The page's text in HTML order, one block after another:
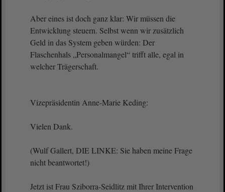
Aber eines ist doch ganz klar: Wir müssen die
Entwicklung steuern. Selbst wenn wir zusätzlich
Geld in das System geben würden: Der
Flaschenhals „Personalmangel“ trifft alle, egal in
welcher Trägerschaft.
Vizepräsidentin Anne-Marie Keding:
Vielen Dank.
(Wulf Gallert, DIE LINKE: Sie haben meine Frage
nicht beantwortet!)
Jetzt ist Frau Sziborra-Seidlitz mit Ihrer Intervention